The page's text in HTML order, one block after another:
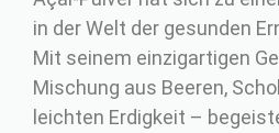
in der Welt der gesunden
Mit seinem einzigartigen
Mischung aus Beeren,
leichten Erdigkeit –